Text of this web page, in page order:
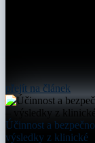
přejít na článek
Účinnost a
výsledky z klinické